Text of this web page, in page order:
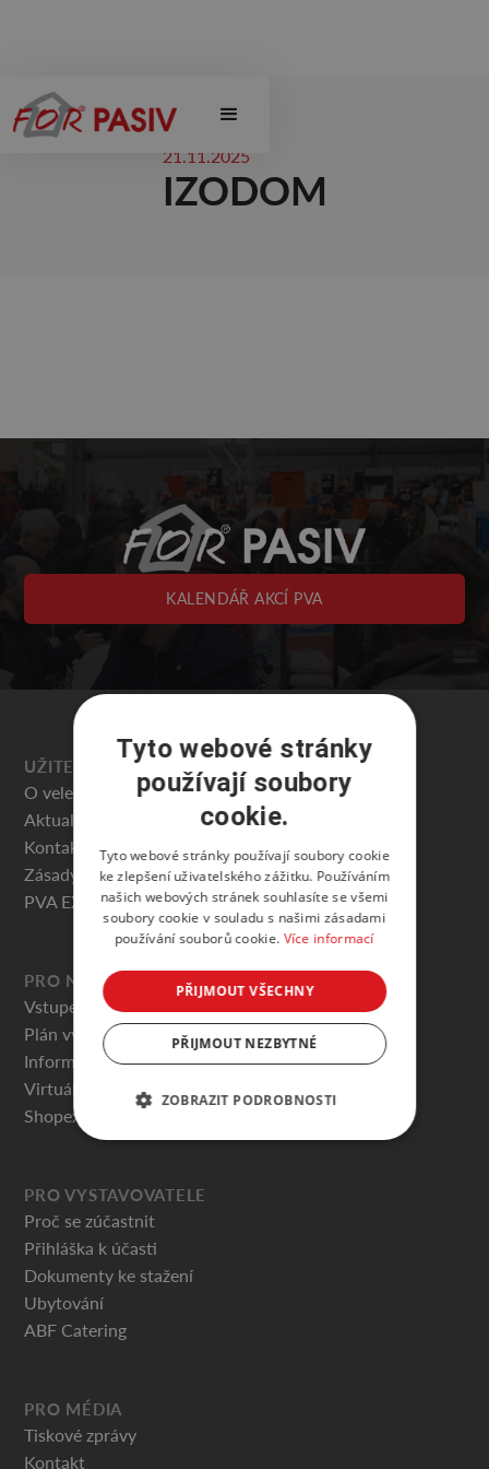
21.11.2025
IZODOM
KALENDÁŘ AKCÍ PVA
UŽITEČNÉ
O veletrhu
Aktuality
Kontakty
Zásady ochrany osobních údajů
PVA EXPO PRAHA
PRO NÁVŠTĚVNÍKY
Vstupenky
Plán výstaviště
Informace pro návštěvníky
Virtuální prohlídky
Shopex.cz
PRO VYSTAVOVATELE
Proč se zúčastnit
Přihláška k účasti
Dokumenty ke stažení
Ubytování
ABF Catering
PRO MÉDIA
Tiskové zprávy
Kontakt
Tyto webové stránky
používají soubory
cookie.
Tyto webové stránky používají soubory cookie
ke zlepšení uživatelského zážitku. Používáním
našich webových stránek souhlasíte se všemi
soubory cookie v souladu s našimi zásadami
používání souborů cookie. Více informací
PŘIJMOUT VŠECHNY
PŘIJMOUT NEZBYTNÉ
ZOBRAZIT PODROBNOSTI